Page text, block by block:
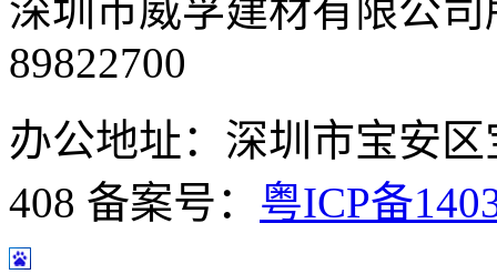
深圳市威孚建材有限公司
89822700
办公地址：深圳市宝安
408 备案号： 粤ICP备